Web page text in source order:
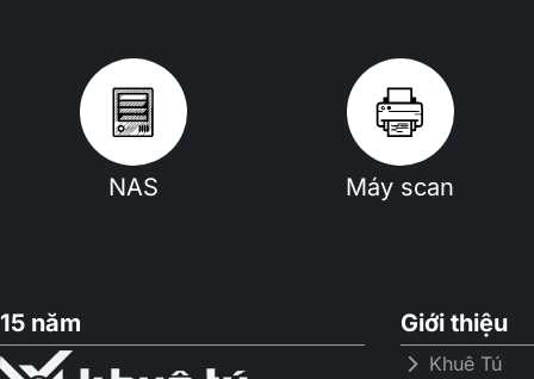
NAS Máy scan
15 năm Giới thiệu
Khuê Tú